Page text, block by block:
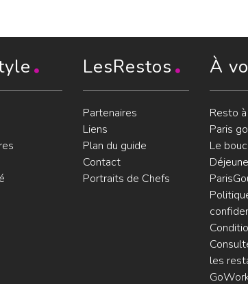
LesRestos
Partenaires
Liens
Plan du guide
Contact
Portraits de Chefs
À
Resto
Paris
Le
les